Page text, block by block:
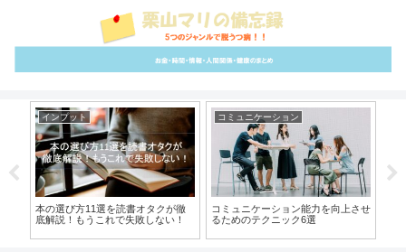
インプット
本の選び方11選を読書オタクが徹
底解説！もうこれで失敗しない！
コミュニケーション
コミュニケーション能力を向上させ
るためのテクニック6選